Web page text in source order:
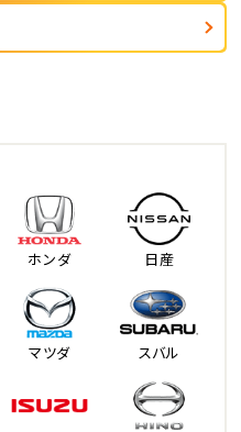
ホンダ 日産
マツダ スバル